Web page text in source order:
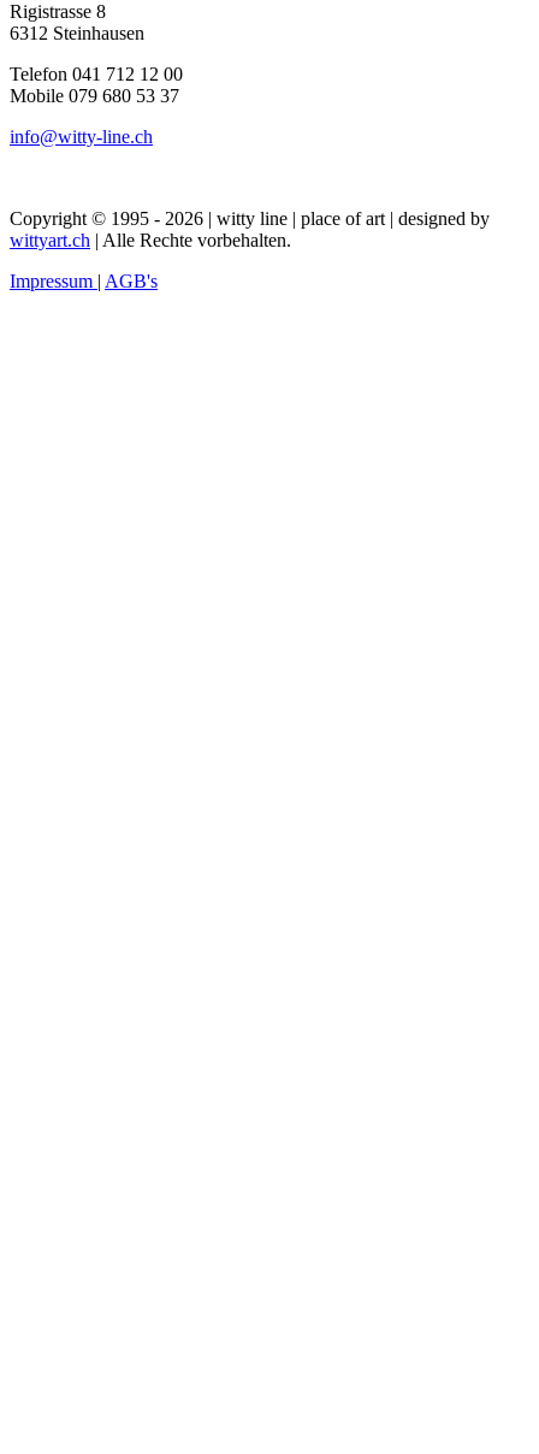
Rigistrasse 8
6312 Steinhausen
Telefon 041 712 12 00
Mobile 079 680 53 37
info@witty-line.ch
Copyright © 1995 - 2026 | witty line | place of art | designed by
wittyart.ch | Alle Rechte vorbehalten.
Impressum | AGB's